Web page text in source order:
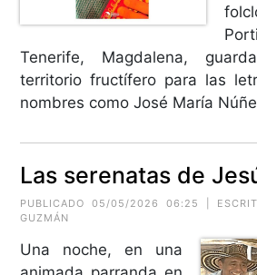
Tenerife, Magdalena,
territorio fructífero para las
nombres como José María
Las serenatas de
PUBLICADO 05/05/2026 06:25 |
GUZMÁN
Una noche, en una